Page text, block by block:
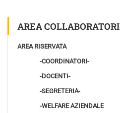
AREA COLLABORATORI
AREA RISERVATA
-COORDINATORI-
-DOCENTI-
-SEGRETERIA-
-WELFARE AZIENDALE